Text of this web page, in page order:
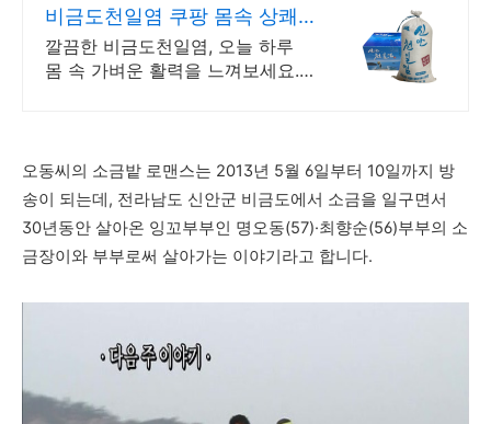
비금도천일염 쿠팡 몸속 상쾌
함 가득한 습관
깔끔한 비금도천일염, 오늘 하루
몸 속 가벼운 활력을 느껴보세요.
오동씨의 소금밭 로맨스는 2013년 5월 6일부터 10일까지 방
송이 되는데, 전라남도 신안군 비금도에서 소금을 일구면서
30년동안 살아온 잉꼬부부인 명오동(57)·최향순(56)부부의 소
금장이와 부부로써 살아가는 이야기라고 합니다.